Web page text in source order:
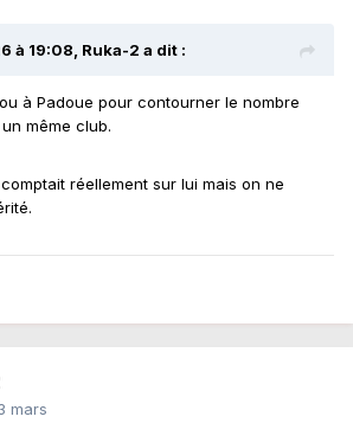
à 19:08, Ruka-2 a dit :
à Padoue pour contourner le nombre
même club.
réellement sur lui mais on ne
mars